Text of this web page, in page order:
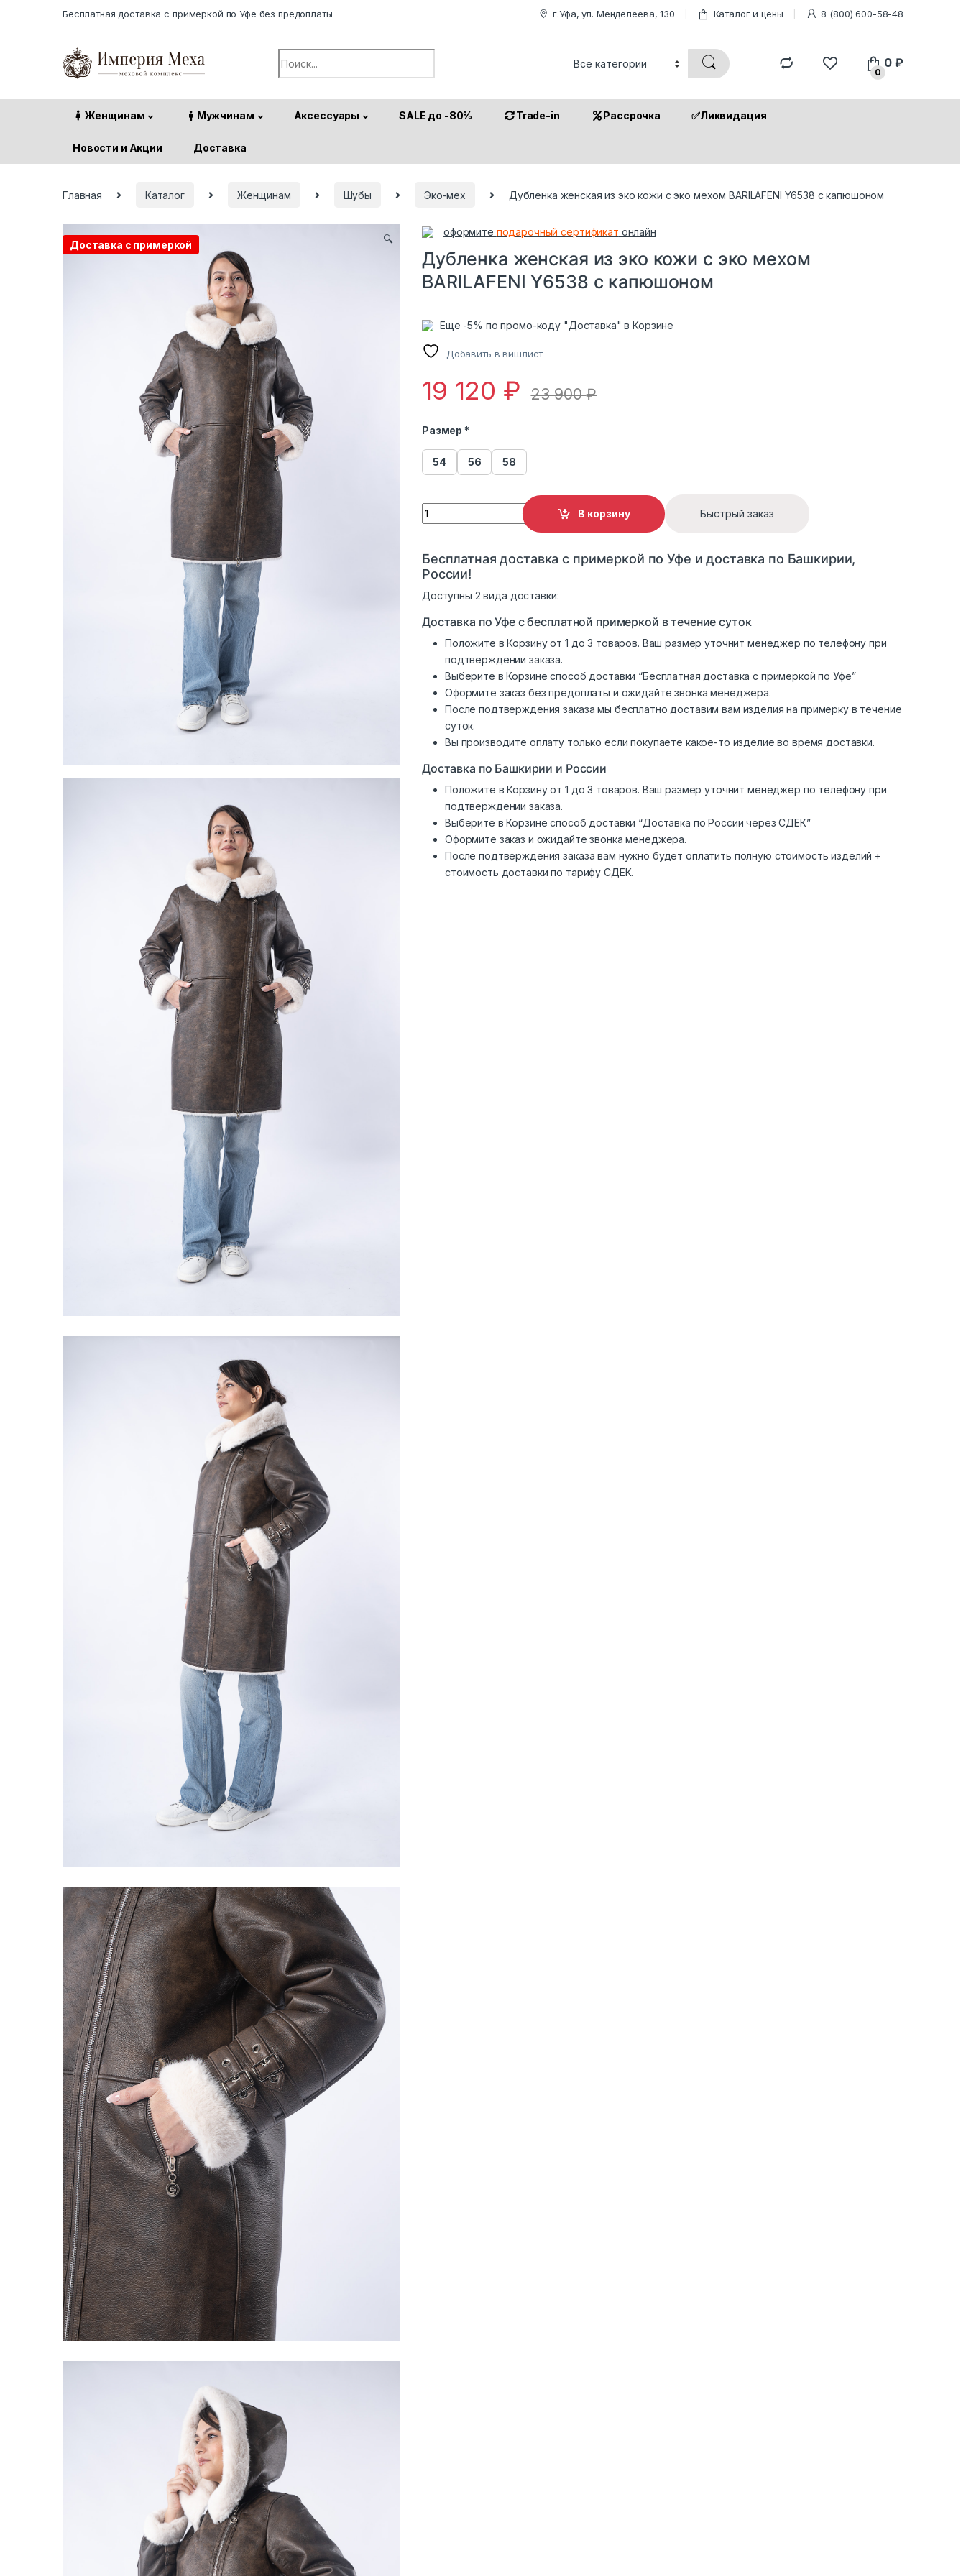
Бесплатная доставка с примеркой по Уфе без предоплаты г.Уфа, ул. Менделеева, 130 Каталог и цены 8 (800) 600-58-48
Search for:
0
0₽
Женщинам Мужчинам Аксессуары SALE до -80% Trade-in Рассрочка ✅Ликвидация
Новости и Акции Доставка
Главная Каталог Женщинам Шубы Эко-мех Дубленка женская из эко кожи с эко мехом BARILAFENI Y6538 с капюшоном
Доставка с примеркой 🔍
оформите подарочный сертификат онлайн
Дубленка женская из эко кожи с эко мехом
BARILAFENI Y6538 с капюшоном
Еще -5% по промо-коду "Доставка" в Корзине
Добавить в вишлист
19 120 ₽ 23 900₽
Размер *
54 56 58
Дубленка женская из эко кожи с эко мехом BARILAFENI Y6538 с капюшоном quantity
В корзину Быстрый заказ
Бесплатная доставка с примеркой по Уфе и доставка по Башкирии,
России!
Доступны 2 вида доставки:
Доставка по Уфе с бесплатной примеркой в течение суток
Положите в Корзину от 1 до 3 товаров. Ваш размер уточнит менеджер по телефону при
подтверждении заказа.
Выберите в Корзине способ доставки “Бесплатная доставка с примеркой по Уфе”
Оформите заказ без предоплаты и ожидайте звонка менеджера.
После подтверждения заказа мы бесплатно доставим вам изделия на примерку в течение
суток.
Вы производите оплату только если покупаете какое-то изделие во время доставки.
Доставка по Башкирии и России
Положите в Корзину от 1 до 3 товаров. Ваш размер уточнит менеджер по телефону при
подтверждении заказа.
Выберите в Корзине способ доставки “Доставка по России через СДЕК”
Оформите заказ и ожидайте звонка менеджера.
После подтверждения заказа вам нужно будет оплатить полную стоимость изделий +
стоимость доставки по тарифу СДЕК.